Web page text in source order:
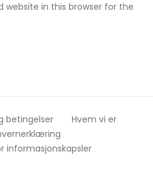
website in this browser for the
betingelser
Hvem vi er
informasjonskapsler